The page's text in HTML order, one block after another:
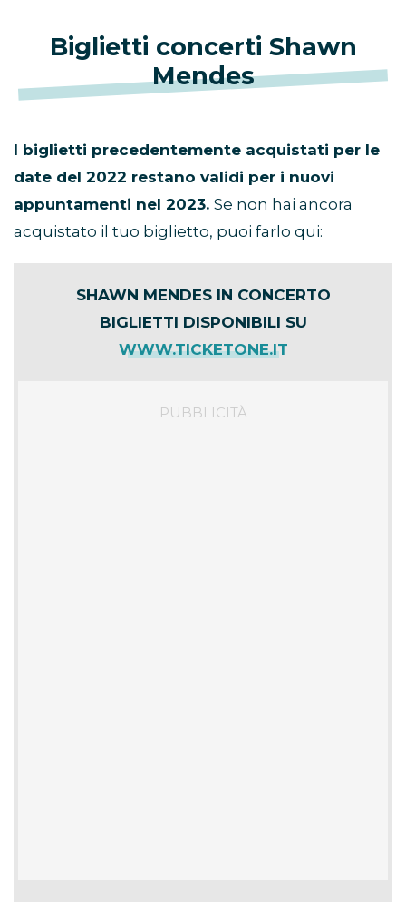
Biglietti concerti Shawn
Mendes
I biglietti precedentemente acquistati per le
date del 2022 restano validi per i nuovi
appuntamenti nel 2023. Se non hai ancora
acquistato il tuo biglietto, puoi farlo qui:
SHAWN MENDES IN CONCERTO
BIGLIETTI DISPONIBILI SU
WWW.TICKETONE.IT